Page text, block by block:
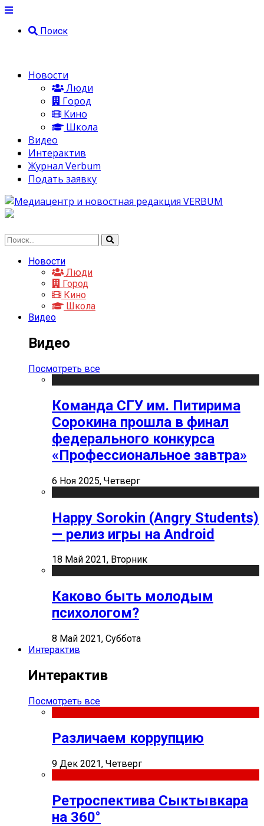
Поиск
Новости
Люди
Город
Кино
Школа
Видео
Интерактив
Журнал Verbum
Подать заявку
Новости
Люди
Город
Кино
Школа
Видео
Видео
Посмотреть все
Команда СГУ им. Питирима
Сорокина прошла в финал
федерального конкурса
«Профессиональное завтра»
6 Ноя 2025, Четверг
Happy Sorokin (Angry Students)
— релиз игры на Android
18 Май 2021, Вторник
Каково быть молодым
психологом?
8 Май 2021, Суббота
Интерактив
Интерактив
Посмотреть все
Различаем коррупцию
9 Дек 2021, Четверг
Ретроспектива Сыктывкара
на 360°